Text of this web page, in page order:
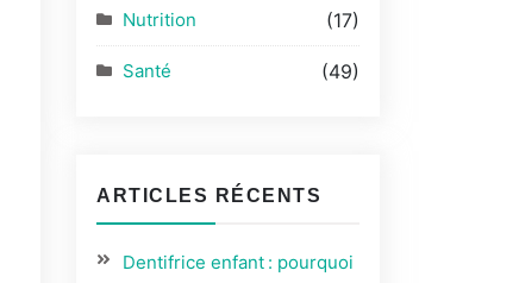
Nutrition (17)
Santé (49)
ARTICLES RÉCENTS
Dentifrice enfant : pourquoi